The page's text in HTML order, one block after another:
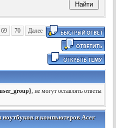
69 70 Далее
, не могут оставлять ответы
и компьютеров Acer